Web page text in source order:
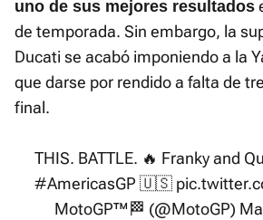
uno de sus mejores resultados
de temporada. Sin embargo, la
Ducati se acabó imponiendo a la
que darse por rendido a falta de
final.
THIS. BATTLE. 🔥 Franky and
#AmericasGP 🇺🇸
MotoGP™🏁 (@MotoGP)